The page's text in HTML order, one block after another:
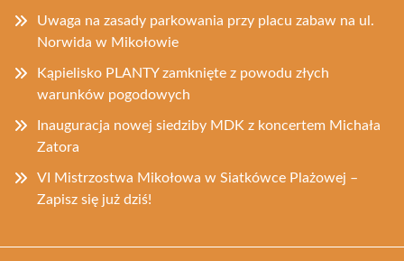
Uwaga na zasady parkowania przy placu zabaw na ul.
Norwida w Mikołowie
Kąpielisko PLANTY zamknięte z powodu złych
warunków pogodowych
Inauguracja nowej siedziby MDK z koncertem Michała
Zatora
VI Mistrzostwa Mikołowa w Siatkówce Plażowej –
Zapisz się już dziś!